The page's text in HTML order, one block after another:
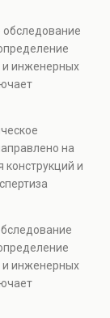
безопасности.
объектов, а
технических
обследование
и инженерных
безопасности.
объектов, а
и технических
на
конструкций и
покупке
реконструкции
и
и инженерных